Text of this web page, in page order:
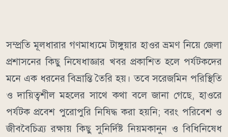
​সম্প্রতি মূলধারার গণমাধ্যমে টাঙ্গুয়ার হাওর ভ্রমণ নিয়ে জেলা
প্রশাসনের কিছু নিষেধাজ্ঞার খবর প্রকাশিত হলে পর্যটকদের
মনে এক ধরনের বিভ্রান্তি তৈরি হয়। তবে সরেজমিন পরিস্থিতি
ও দায়িত্বশীল মহলের সাথে কথা বলে জানা গেছে, হাওরে
পর্যটক প্রবেশ পুরোপুরি নিষিদ্ধ করা হয়নি; বরং পরিবেশ ও
জীববৈচিত্র্য রক্ষায় কিছু সুনির্দিষ্ট নিয়মকানুন ও বিধিনিষেধ